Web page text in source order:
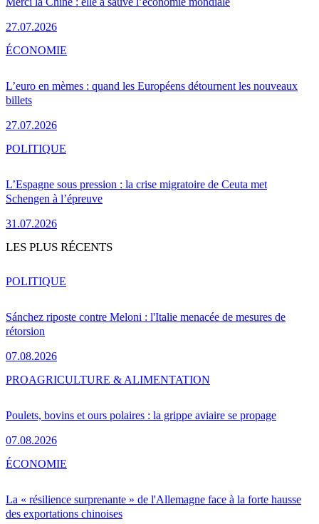
27.07.2026
L’euro en mèmes : quand les Européens détournent les nouveaux
billets
27.07.2026
ÉCONOMIE
L’Espagne sous pression : la crise migratoire de Ceuta met
Schengen à l’épreuve
31.07.2026
POLITIQUE
LES PLUS RÉCENTS
Sánchez riposte contre Meloni : l'Italie menacée de mesures de
rétorsion
07.08.2026
POLITIQUE
Poulets, bovins et ours polaires : la grippe aviaire se propage
07.08.2026
PROAGRICULTURE & ALIMENTATION
La « résilience surprenante » de l'Allemagne face à la forte hausse
des exportations chinoises
ÉCONOMIE